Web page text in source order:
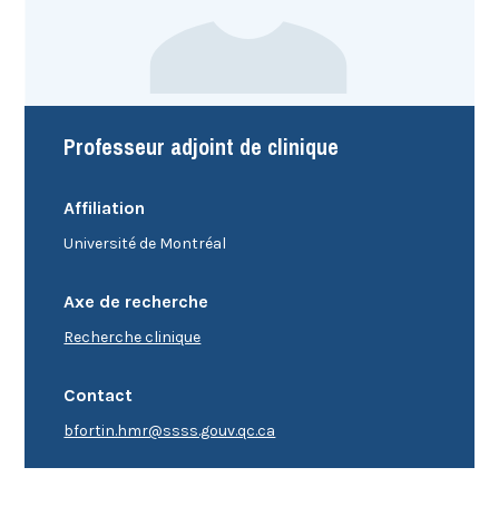
Professeur adjoint de clinique
Affiliation
Université de Montréal
Axe de recherche
Recherche clinique
Contact
bfortin.hmr@ssss.gouv.qc.ca